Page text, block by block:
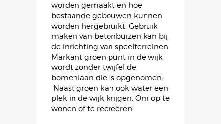
worden gemaakt en hoe
bestaande gebouwen kunnen
worden hergebruikt. Gebruik
maken van betonbuizen kan bij
de inrichting van speelterreinen.
Markant groen punt in de wijk
wordt zonder twijfel de
bomenlaan die is opgenomen.
Naast groen kan ook water een
plek in de wijk krijgen. Om op te
wonen of te recreëren.